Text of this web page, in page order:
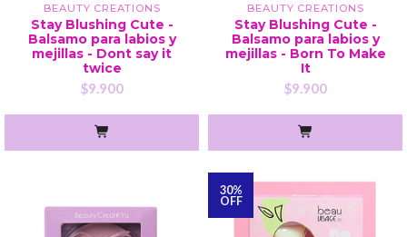
BEAUTY CREATIONS
Stay Blushing Cute -
Balsamo para labios y
mejillas - Dont say it
twice
$9.900
BEAUTY CREATIONS
Stay Blushing Cute -
Balsamo para labios y
mejillas - Born To Make
It
$9.900
30%
OFF